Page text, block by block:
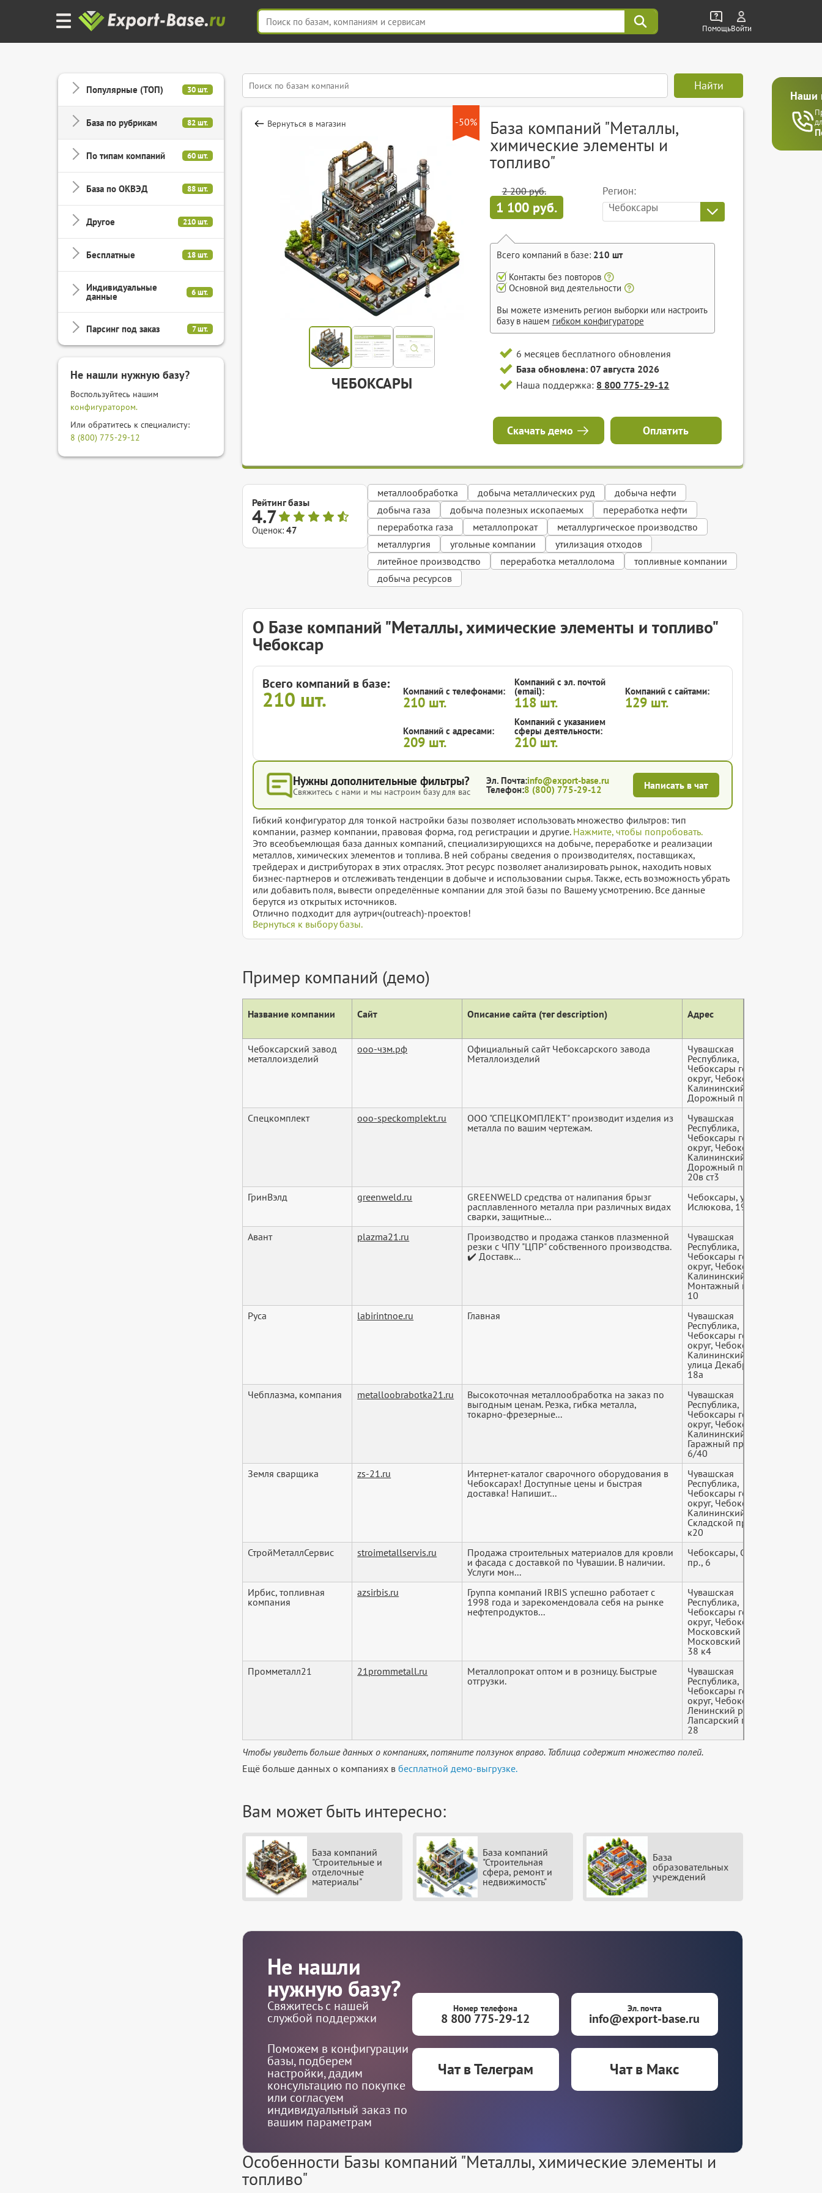
ПомощьВойти
Наши
Популярные (ТОП) 30 шт.
База по рубрикам 82 шт.
По типам компаний 60 шт.
База по ОКВЭД 88 шт.
Другое 210 шт.
Бесплатные 18 шт.
Индивидуальные
данные 6 шт.
Парсинг под заказ 7 шт.
Не нашли нужную базу?
Воспользуйтесь нашим
конфигуратором.
Или обратитесь к специалисту:
8 (800) 775-29-12
Найти
-50%
Вернуться в магазин
ЧЕБОКСАРЫ
База компаний "Металлы,
химические элементы и
топливо"
2 200 руб.
1 100 руб.
Регион:
Чебоксары
Всего компаний в базе: 210 шт
Контакты без повторов
Основной вид деятельности
Вы можете изменить регион выборки или настроить
базу в нашем гибком конфигураторе
6 месяцев бесплатного обновления
База обновлена: 07 августа 2026
Наша поддержка: 8 800 775-29-12
Скачать демо Оплатить
Рейтинг базы
4.7
Оценок:47
металлообработка добыча металлических руд
добыча нефти
добыча газа
добыча полезных ископаемых
переработка нефти
переработка газа
металлопрокат
металлургическое производство
металлургия
угольные компании
утилизация отходов
литейное производство
переработка металлолома
топливные компании
добыча ресурсов
О Базе компаний "Металлы, химические элементы и топливо"
Чебоксар
Всего компаний в базе:
210 шт. Компаний с телефонами:
210 шт.
Компаний с эл. почтой
(email):
118 шт.
Компаний с сайтами:
129 шт.
Компаний с адресами:
209 шт.
Компаний с указанием
сферы деятельности:
210 шт.
Нужны дополнительные фильтры?
Свяжитесь с нами и мы настроим базу для вас
Эл. Почта:info@export-base.ru
Телефон:8 (800) 775-29-12 Написать в чат
Гибкий конфигуратор для тонкой настройки базы позволяет использовать множество фильтров: тип
компании, размер компании, правовая форма, год регистрации и другие. Нажмите, чтобы попробовать.
Это всеобъемлющая база данных компаний, специализирующихся на добыче, переработке и реализации
металлов, химических элементов и топлива. В ней собраны сведения о производителях, поставщиках,
трейдерах и дистрибуторах в этих отраслях. Этот ресурс позволяет анализировать рынок, находить новых
бизнес-партнеров и отслеживать тенденции в добыче и использовании сырья. Также, есть возможность убрать
или добавить поля, вывести определённые компании для этой базы по Вашему усмотрению. Все данные
берутся из открытых источников.
Отлично подходит для аутрич(outreach)-проектов!
Вернуться к выбору базы.
Пример компаний (демо)
Название компании Сайт Описание сайта (тег description) Адрес
Чебоксарский завод
металлоизделий
ооо-чзм.рф
Официальный сайт Чебоксарского завода
Металлоизделий
Чувашская
Республика,
Чебоксары городской
округ, Чебоксары,
Калининский район,
Дорожный проезд, 4
Спецкомплект ooo-speckomplekt.ru
ООО "СПЕЦКОМПЛЕКТ" производит изделия из
металла по вашим чертежам.
Чувашская
Республика,
Чебоксары городской
округ, Чебоксары,
Калининский район,
Дорожный проезд,
20в ст3
ГринВэлд greenweld.ru
GREENWELD средства от налипания брызг
расплавленного металла при различных видах
сварки, защитные...
Чебоксары, ул. Семёна
Ислюкова, 19
Авант plazma21.ru
Производство и продажа станков плазменной
резки с ЧПУ "ЦПР" собственного производства.
✔️ Доставк...
Чувашская
Республика,
Чебоксары городской
округ, Чебоксары,
Калининский район,
Монтажный проезд,
10
Руса labirintnoe.ru Главная
Чувашская
Республика,
Чебоксары городской
округ, Чебоксары,
Калининский район,
улица Декабристов,
18а
Чебплазма, компания metalloobrabotka21.ru
Высокоточная металлообработка на заказ по
выгодным ценам. Резка, гибка металла,
токарно-фрезерные...
Чувашская
Республика,
Чебоксары городской
округ, Чебоксары,
Калининский район,
Гаражный проезд,
6/40
Земля сварщика zs-21.ru
Интернет-каталог сварочного оборудования в
Чебоксарах! Доступные цены и быстрая
доставка! Напишит...
Чувашская
Республика,
Чебоксары городской
округ, Чебоксары,
Калининский район,
Складской проезд, 6
к20
СтройМеталлСервис stroimetallservis.ru
Продажа строительных материалов для кровли
и фасада с доставкой по Чувашии. В наличии.
Услуги мон...
Чебоксары, Складской
пр., 6
Ирбис, топливная
компания
azsirbis.ru
Группа компаний IRBIS успешно работает с
1998 года и зарекомендовала себя на рынке
нефтепродуктов...
Чувашская
Республика,
Чебоксары городской
округ, Чебоксары,
Московский район,
Московский проспект,
38 к4
Промметалл21 21prommetall.ru
Металлопрокат оптом и в розницу. Быстрые
отгрузки.
Чувашская
Республика,
Чебоксары городской
округ, Чебоксары,
Ленинский район,
Лапсарский проезд,
28
Чтобы увидеть больше данных о компаниях, потяните ползунок вправо. Таблица содержит множество полей.
Ещё больше данных о компаниях вбесплатной демо-выгрузке.
Вам может быть интересно:
База компаний
"Строительные и
отделочные
материалы"
База компаний
"Строительная
сфера, ремонт и
недвижимость"
База
образовательных
учреждений
Не нашли
нужную базу?
Свяжитесь с нашей
службой поддержки
Поможем в конфигурации
базы, подберем
настройки, дадим
консультацию по покупке
или согласуем
индивидуальный заказ по
вашим параметрам
Номер телефона
8 800 775-29-12
Эл. почта
info@export-base.ru
Чат в Телеграм Чат в Макс
Особенности Базы компаний "Металлы, химические элементы и
топливо"